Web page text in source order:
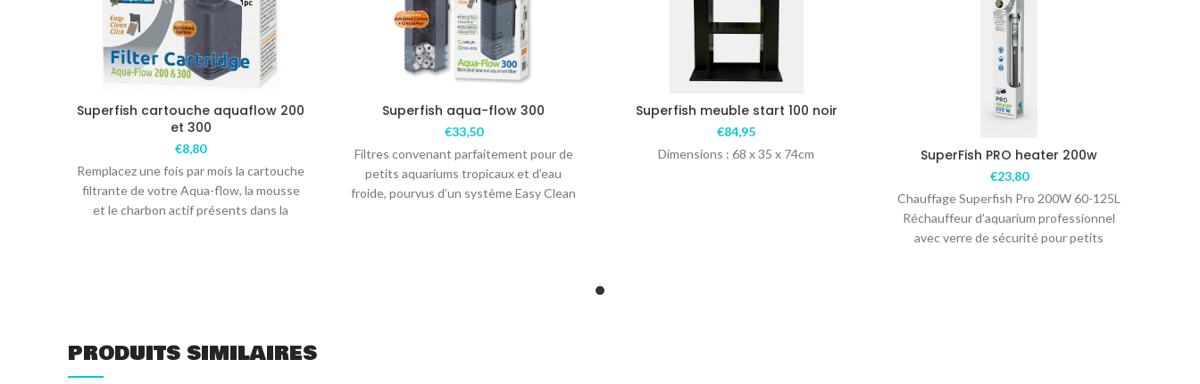
Superfish cartouche aquaflow 200
et 300
€8,80
Remplacez une fois par mois la cartouche
filtrante de votre Aqua-flow, la mousse
et le charbon actif présents dans la
Superfish aqua-flow 300
€33,50
Filtres convenant parfaitement pour de
petits aquariums tropicaux et d’eau
froide, pourvus d’un système Easy Clean
Superfish meuble start 100 noir
€84,95
Dimensions : 68 x 35 x 74cm
SuperFish PRO heater 200w
€23,80
Chauffage Superfish Pro 200W 60-125L
Réchauffeur d’aquarium professionnel
avec verre de sécurité pour petits
PRODUITS SIMILAIRES